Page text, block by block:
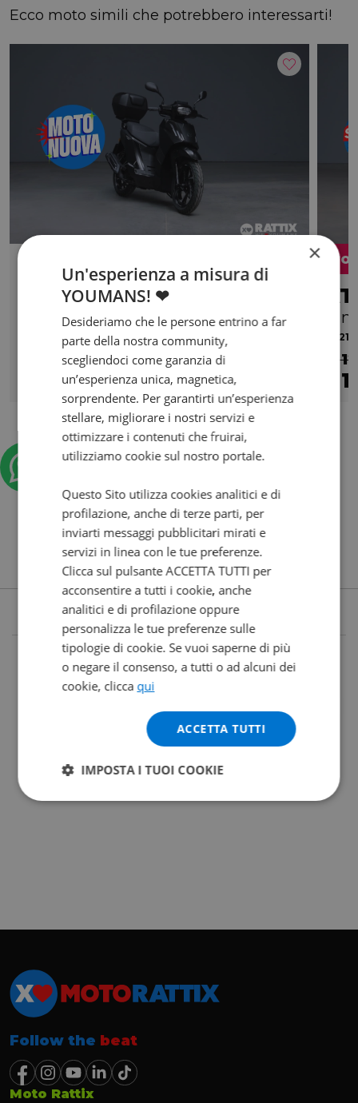
Ecco moto simili che potrebbero interessarti!
PEUGEOT Tweet 125
125i FL Top Case E5+
0 km | 124 cc | 11.4 Hp | 8.4 Kw
2.549
R
2021
€
Follow the beat
Moto Rattix
×
Un'esperienza a misura di
YOUMANS! ❤
Desideriamo che le persone entrino a far
parte della nostra community,
scegliendoci come garanzia di
un’esperienza unica, magnetica,
sorprendente. Per garantirti un’esperienza
stellare, migliorare i nostri servizi e
ottimizzare i contenuti che fruirai,
utilizziamo cookie sul nostro portale.
Questo Sito utilizza cookies analitici e di
profilazione, anche di terze parti, per
inviarti messaggi pubblicitari mirati e
servizi in linea con le tue preferenze.
Clicca sul pulsante ACCETTA TUTTI per
acconsentire a tutti i cookie, anche
analitici e di profilazione oppure
personalizza le tue preferenze sulle
tipologie di cookie. Se vuoi saperne di più
o negare il consenso, a tutti o ad alcuni dei
cookie, clicca qui
ACCETTA TUTTI
IMPOSTA I TUOI COOKIE